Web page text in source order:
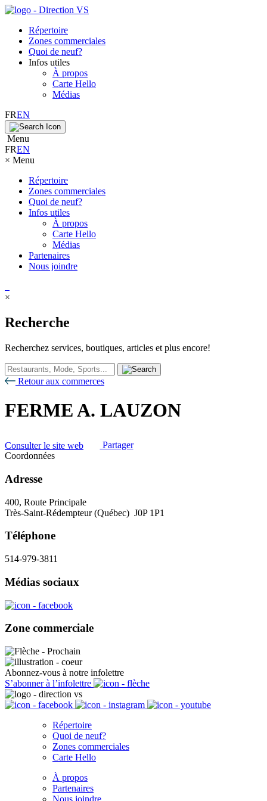
Répertoire
Zones commerciales
Quoi de neuf?
Infos utiles
À propos
Carte Hello
Médias
FREN
Menu
FREN
× Menu
Répertoire
Zones commerciales
Quoi de neuf?
Infos utiles
À propos
Carte Hello
Médias
Partenaires
Nous joindre
×
Recherche
Recherchez services, boutiques, articles et plus encore!
Retour aux commerces
FERME A. LAUZON
Consulter le site web
Partager
Coordonnées
Adresse
400, Route Principale
Très-Saint-Rédempteur (Québec) J0P 1P1
Téléphone
514-979-3811
Médias sociaux
Zone commerciale
Abonnez-vous à notre infolettre
S’abonner à l’infolettre
Répertoire
Quoi de neuf?
Zones commerciales
Carte Hello
À propos
Partenaires
Nous joindre